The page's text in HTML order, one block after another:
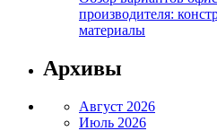
производителя:
материалы
Архивы
Август 2026
Июль 2026